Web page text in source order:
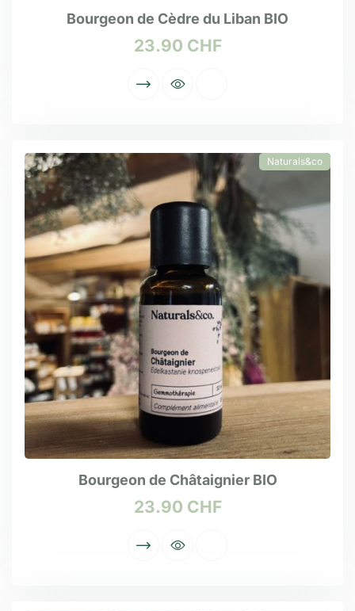
Bourgeon de Cèdre du Liban BIO
23.90 CHF
Naturals&co
Bourgeon de Châtaignier BIO
23.90 CHF